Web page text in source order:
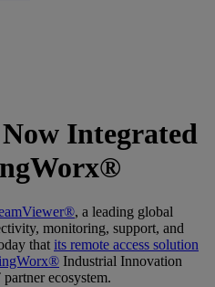
Integrated
, a leading global
monitoring, support, and
that its remote access solution
Industrial Innovation
ecosystem.